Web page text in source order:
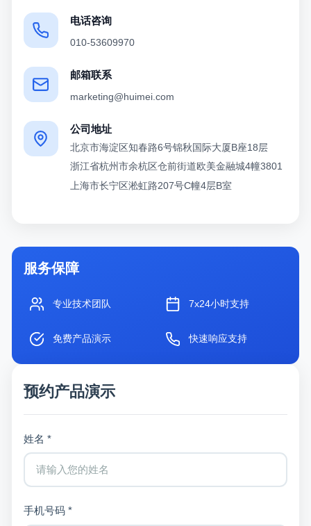
电话咨询
010-53609970
邮箱联系
marketing@huimei.com
公司地址
北京市海淀区知春路6号锦秋国际大厦B座18层
浙江省杭州市余杭区仓前街道欧美金融城4幢3801
上海市长宁区淞虹路207号C幢4层B室
服务保障
专业技术团队 7x24小时支持
免费产品演示 快速响应支持
预约产品演示
姓名 *
手机号码 *